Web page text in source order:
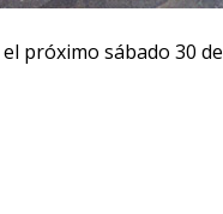
próximo sábado 30 de